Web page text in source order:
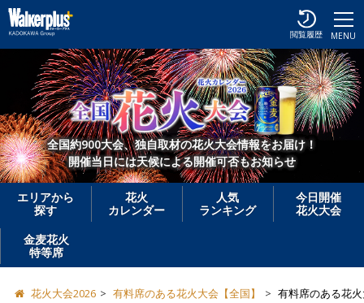
MENU
閲覧履歴
全国約900大会、独自取材の花火大会情報をお届け！
開催当日には天候による開催可否もお知らせ
エリアから
探す
花火
カレンダー
人気
ランキング
今日開催
花火大会
金麦花火
特等席
花火大会2026 有料席のある花火大会【全国】 有料席のある花